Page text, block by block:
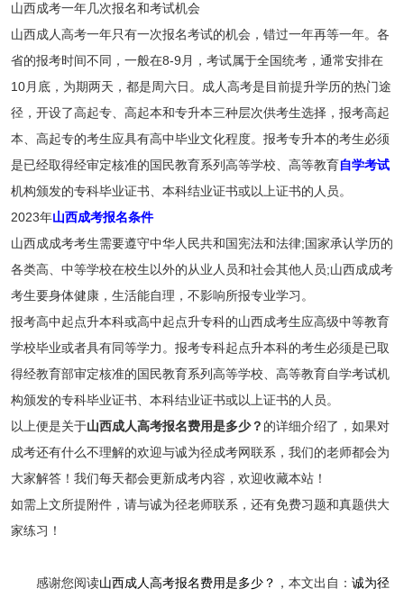
山西成考一年几次报名和考试机会
山西成人高考一年只有一次报名考试的机会，错过一年再等一年。各
省的报考时间不同，一般在8-9月，考试属于全国统考，通常安排在
10月底，为期两天，都是周六日。成人高考是目前提升学历的热门途
径，开设了高起专、高起本和专升本三种层次供考生选择，报考高起
本、高起专的考生应具有高中毕业文化程度。报考专升本的考生必须
是已经取得经审定核准的国民教育系列高等学校、高等教育自学考试
机构颁发的专科毕业证书、本科结业证书或以上证书的人员。
2023年山西成考报名条件
山西成成考考生需要遵守中华人民共和国宪法和法律;国家承认学历的
各类高、中等学校在校生以外的从业人员和社会其他人员;山西成成考
考生要身体健康，生活能自理，不影响所报专业学习。
报考高中起点升本科或高中起点升专科的山西成考生应高级中等教育
学校毕业或者具有同等学力。报考专科起点升本科的考生必须是已取
得经教育部审定核准的国民教育系列高等学校、高等教育自学考试机
构颁发的专科毕业证书、本科结业证书或以上证书的人员。
以上便是关于山西成人高考报名费用是多少？ 的详细介绍了，如果对
成考还有什么不理解的欢迎与诚为径成考网联系，我们的老师都会为
大家解答！我们每天都会更新成考内容，欢迎收藏本站！
如需上文所提附件，请与诚为径老师联系，还有免费习题和真题供大
家练习！
感谢您阅读山西成人高考报名费用是多少？ ，本文出自： 诚为径